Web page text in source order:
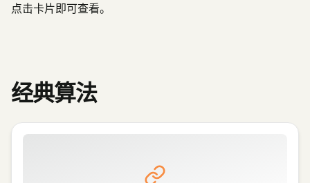
点击卡片即可查看。
经典算法